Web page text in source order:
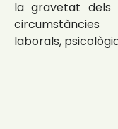
la gravetat dels
circumstàncies
laborals,